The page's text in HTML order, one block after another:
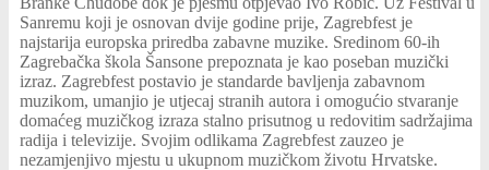
Sanremu koji je osnovan dvije godine prije, Zagrebfest je
najstarija europska priredba zabavne muzike. Sredinom 60-ih
Zagrebačka škola Šansone prepoznata je kao poseban muzički
izraz. Zagrebfest postavio je standarde bavljenja zabavnom
muzikom, umanjio je utjecaj stranih autora i omogućio stvaranje
domaćeg muzičkog izraza stalno prisutnog u redovitim sadržajima
radija i televizije. Svojim odlikama Zagrebfest zauzeo je
nezamjenjivo mjestu u ukupnom muzičkom životu Hrvatske.